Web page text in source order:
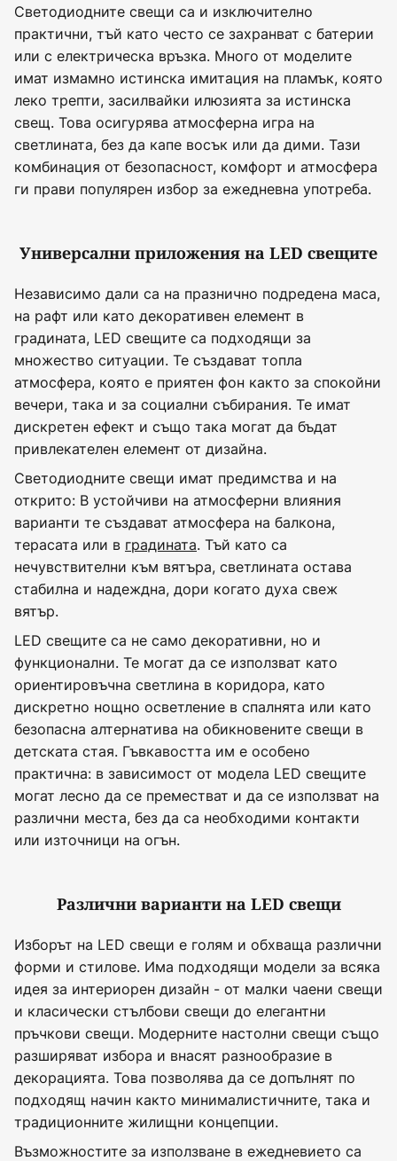
Светодиодните свещи са и изключително
практични, тъй като често се захранват с батерии
или с електрическа връзка. Много от моделите
имат измамно истинска имитация на пламък, която
леко трепти, засилвайки илюзията за истинска
свещ. Това осигурява атмосферна игра на
светлината, без да капе восък или да дими. Тази
комбинация от безопасност, комфорт и атмосфера
ги прави популярен избор за ежедневна употреба.
Универсални приложения на LED свещите
Независимо дали са на празнично подредена маса,
на рафт или като декоративен елемент в
градината, LED свещите са подходящи за
множество ситуации. Те създават топла
атмосфера, която е приятен фон както за спокойни
вечери, така и за социални събирания. Те имат
дискретен ефект и също така могат да бъдат
привлекателен елемент от дизайна.
Светодиодните свещи имат предимства и на
открито: В устойчиви на атмосферни влияния
варианти те създават атмосфера на балкона,
терасата или в градината. Тъй като са
нечувствителни към вятъра, светлината остава
стабилна и надеждна, дори когато духа свеж
вятър.
LED свещите са не само декоративни, но и
функционални. Те могат да се използват като
ориентировъчна светлина в коридора, като
дискретно нощно осветление в спалнята или като
безопасна алтернатива на обикновените свещи в
детската стая. Гъвкавостта им е особено
практична: в зависимост от модела LED свещите
могат лесно да се преместват и да се използват на
различни места, без да са необходими контакти
или източници на огън.
Различни варианти на LED свещи
Изборът на LED свещи е голям и обхваща различни
форми и стилове. Има подходящи модели за всяка
идея за интериорен дизайн - от малки чаени свещи
и класически стълбови свещи до елегантни
пръчкови свещи. Модерните настолни свещи също
разширяват избора и внасят разнообразие в
декорацията. Това позволява да се допълнят по
подходящ начин както минималистичните, така и
традиционните жилищни концепции.
Възможностите за използване в ежедневието са